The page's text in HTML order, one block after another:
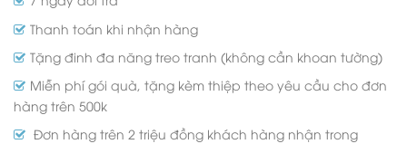
Thanh toán khi nhận hàng
Tặng đinh đa năng treo tranh (không cần khoan tường)
Miễn phí gói quà, tặng kèm thiệp theo yêu cầu cho đơn
hàng trên 500k
Đơn hàng trên 2 triệu đồng khách hàng nhận trong